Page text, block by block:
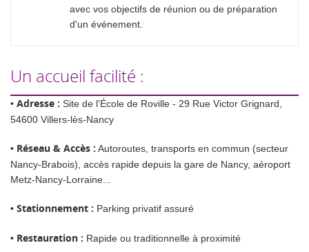
avec vos objectifs de réunion ou de préparation
d'un événement.
Un accueil facilité :
• Adresse : Site de l'École de Roville - 29 Rue Victor Grignard,
54600 Villers-lès-Nancy
• Réseau & Accès : Autoroutes, transports en commun (secteur
Nancy-Brabois), accès rapide depuis la gare de Nancy, aéroport
Metz-Nancy-Lorraine...
• Stationnement : Parking privatif assuré
• Restauration : Rapide ou traditionnelle à proximité